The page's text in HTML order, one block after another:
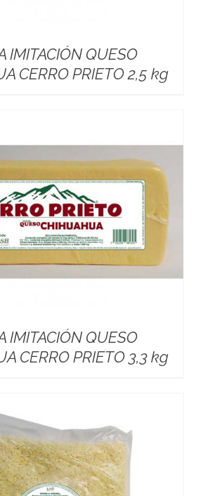
IMITACIÓN QUESO
CERRO PRIETO 2,5 kg
IMITACIÓN QUESO
CERRO PRIETO 3,3 kg